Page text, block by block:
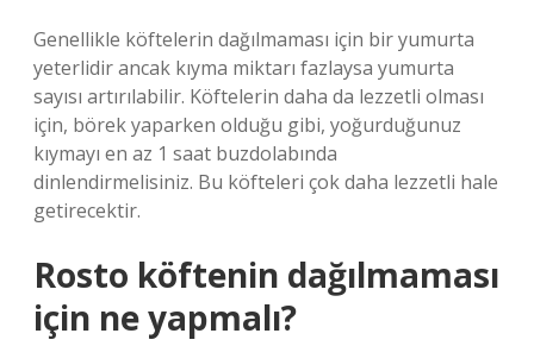
Genellikle köftelerin dağılmaması için bir yumurta
yeterlidir ancak kıyma miktarı fazlaysa yumurta
sayısı artırılabilir. Köftelerin daha da lezzetli olması
için, börek yaparken olduğu gibi, yoğurduğunuz
kıymayı en az 1 saat buzdolabında
dinlendirmelisiniz. Bu köfteleri çok daha lezzetli hale
getirecektir.
Rosto köftenin dağılmaması
için ne yapmalı?